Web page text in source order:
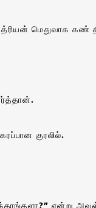
மெதுவாக கண்
குரலில்.
என்று